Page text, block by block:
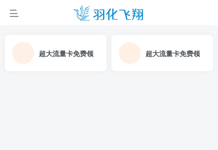
超大流量卡免费领 超大流量卡免费领